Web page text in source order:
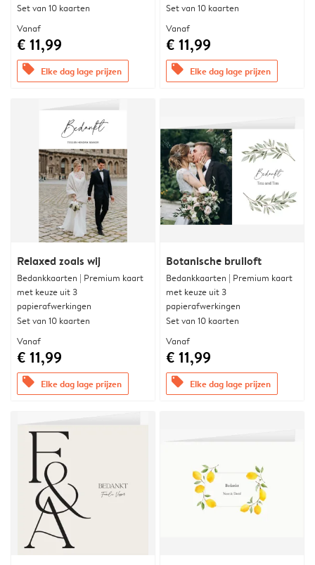
Set van 10 kaarten
Vanaf
€ 11,99
offers Elke dag lage prijzen
Set van 10 kaarten
Vanaf
€ 11,99
offers Elke dag lage prijzen
Relaxed zoals wij
Bedankkaarten | Premium kaart
met keuze uit 3
papierafwerkingen
Set van 10 kaarten
Vanaf
€ 11,99
offers Elke dag lage prijzen
Botanische bruiloft
Bedankkaarten | Premium kaart
met keuze uit 3
papierafwerkingen
Set van 10 kaarten
Vanaf
€ 11,99
offers Elke dag lage prijzen